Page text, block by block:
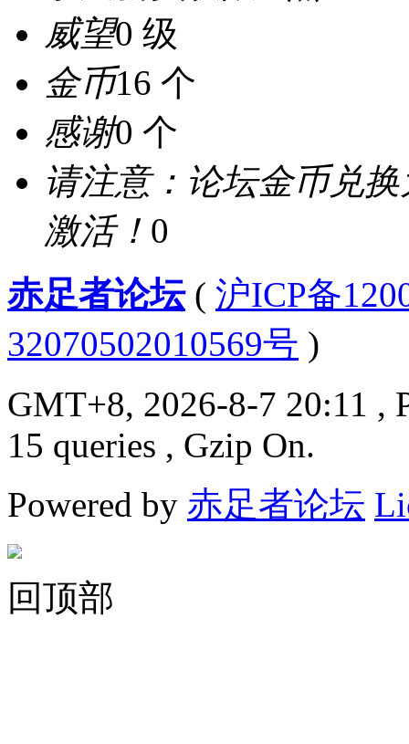
威望0 级
金币16 个
感谢0 个
请注意：论坛金币兑
激活！ 0
赤足者论坛( 沪ICP备
32070502010569号 )
GMT+8, 2026-8-7 20:11 ,
15 queries , Gzip On.
Powered by 赤足者论坛
回顶部